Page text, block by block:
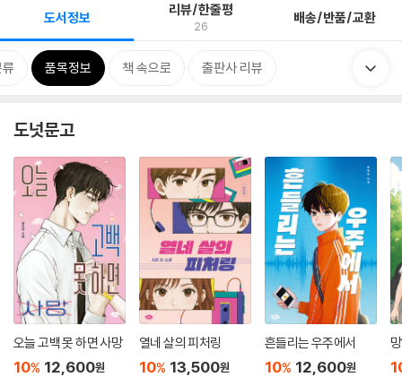
도서정보 리뷰/한줄평
26 배송/반품/교환
품목정보 책 속으로 출판사 리뷰
도넛문고
오늘 고백 못 하면 사망
10% 12,600원
열네 살의 피처링
10% 13,500원
흔들리는 우주에서
10% 12,600원